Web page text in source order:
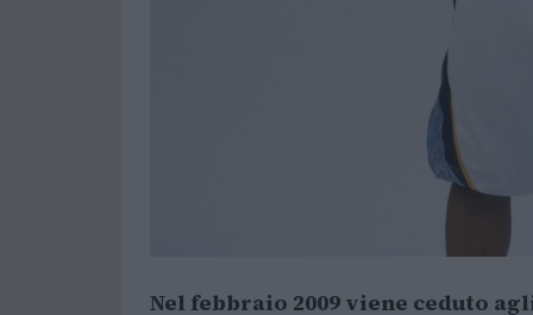
Nel febbraio 2009 viene ceduto